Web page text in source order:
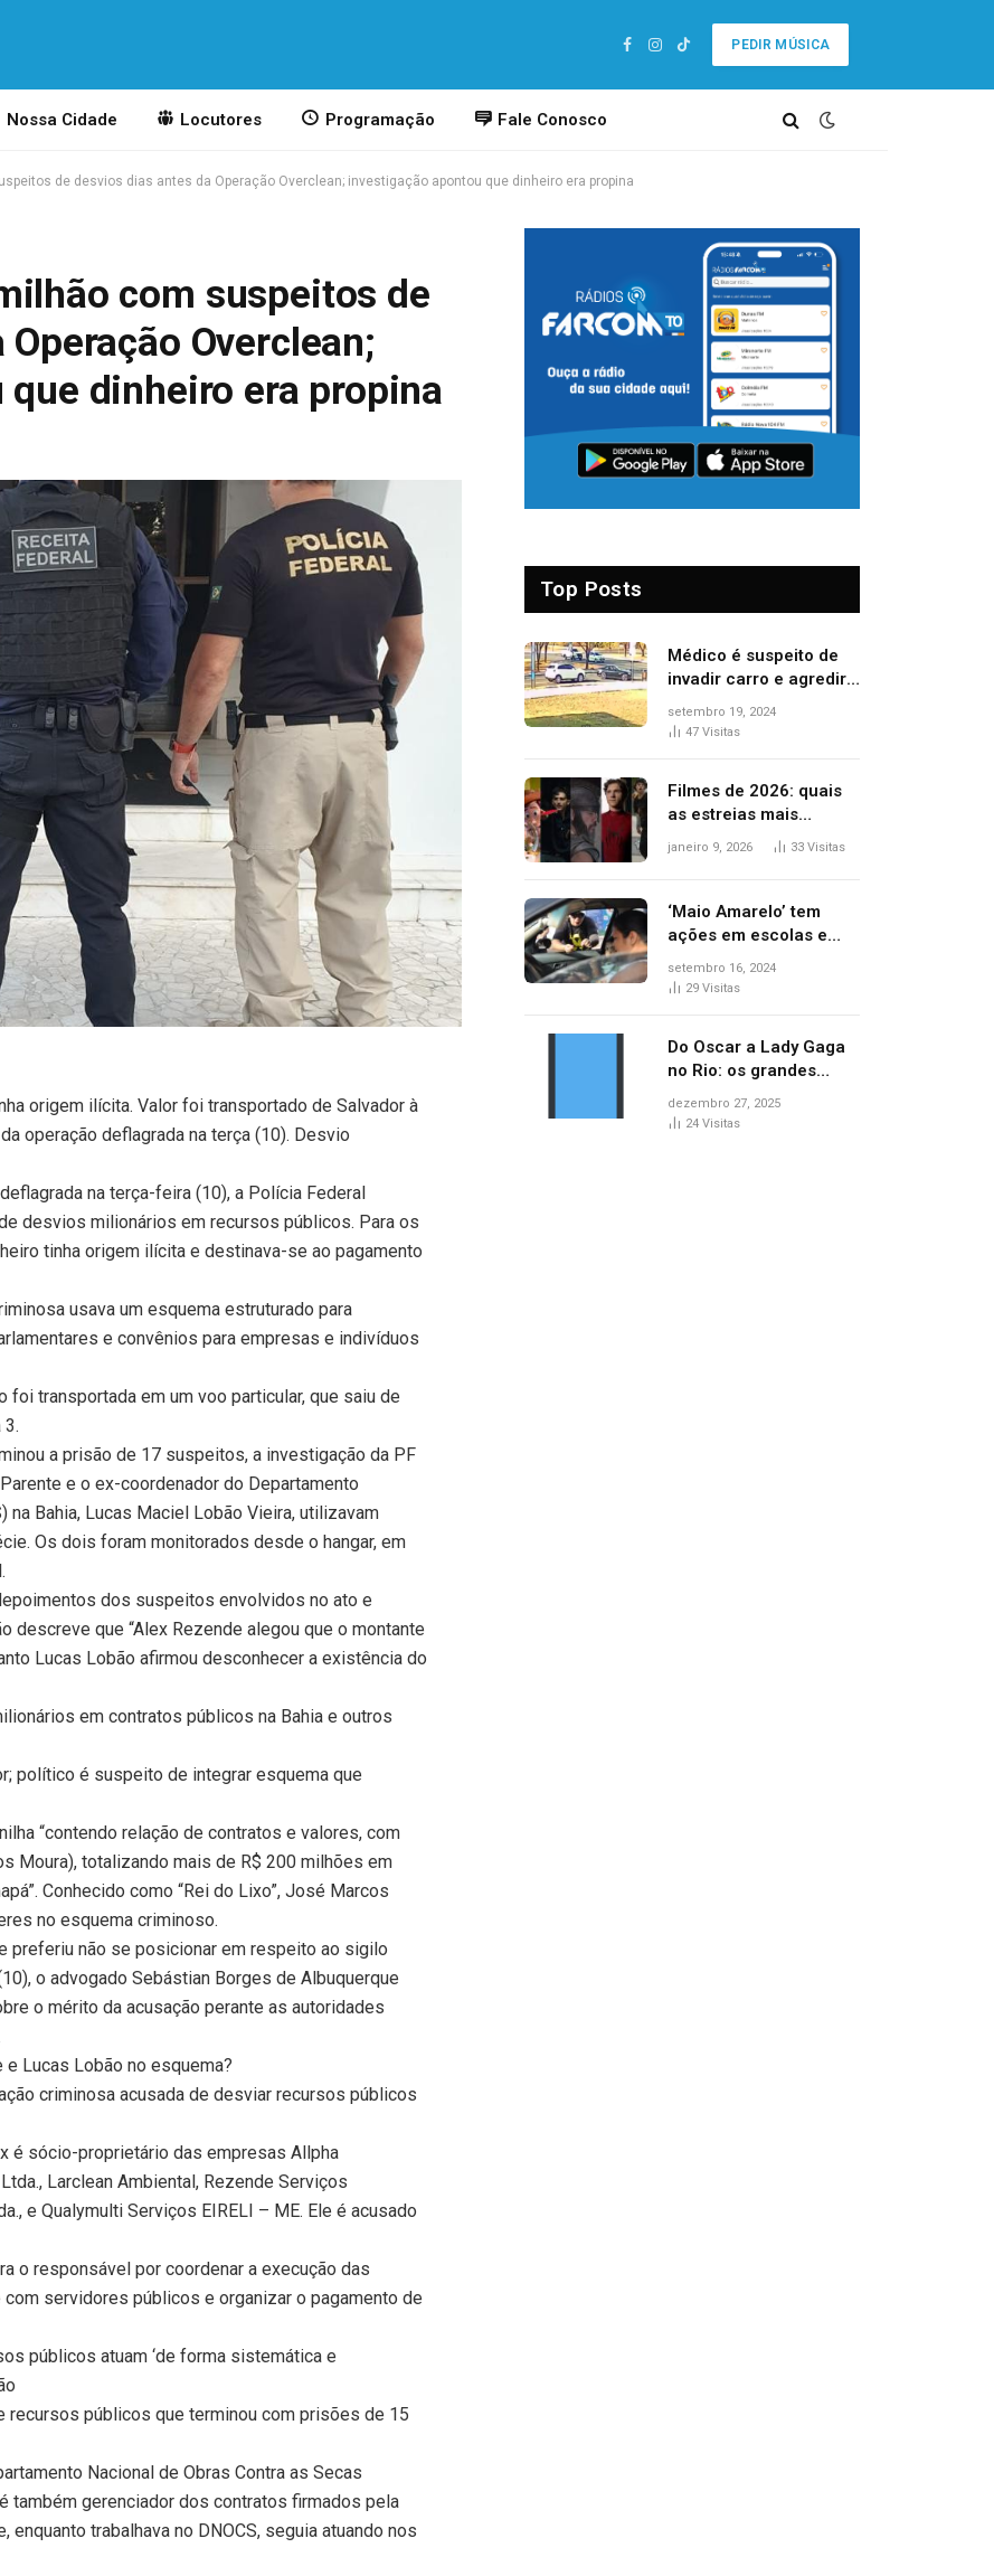
Facebook
Instagram
TikTok
PEDIR MÚSICA
Nossa Cidade Locutores Programação Fale Conosco
de desvios dias antes da Operação Overclean; investigação apontou que dinheiro era propina
com suspeitos de
Overclean;
dinheiro era propina
origem ilícita. Valor foi transportado de Salvador à
operação deflagrada na terça (10). Desvio
na terça-feira (10), a Polícia Federal
desvios milionários em recursos públicos. Para os
tinha origem ilícita e destinava-se ao pagamento
usava um esquema estruturado para
e convênios para empresas e indivíduos
foi transportada em um voo particular, que saiu de
3.
a prisão de 17 suspeitos, a investigação da PF
e o ex-coordenador do Departamento
na Bahia, Lucas Maciel Lobão Vieira, utilizavam
Os dois foram monitorados desde o hangar, em
dos suspeitos envolvidos no ato e
descreve que “Alex Rezende alegou que o montante
Lucas Lobão afirmou desconhecer a existência do
em contratos públicos na Bahia e outros
político é suspeito de integrar esquema que
“contendo relação de contratos e valores, com
Moura), totalizando mais de R$ 200 milhões em
Conhecido como “Rei do Lixo”, José Marcos
no esquema criminoso.
preferiu não se posicionar em respeito ao sigilo
o advogado Sebástian Borges de Albuquerque
o mérito da acusação perante as autoridades
Lucas Lobão no esquema?
criminosa acusada de desviar recursos públicos
é sócio-proprietário das empresas Allpha
Larclean Ambiental, Rezende Serviços
e Qualymulti Serviços EIRELI – ME. Ele é acusado
o responsável por coordenar a execução das
servidores públicos e organizar o pagamento de
públicos atuam ‘de forma sistemática e
públicos que terminou com prisões de 15
Nacional de Obras Contra as Secas
também gerenciador dos contratos firmados pela
trabalhava no DNOCS, seguia atuando nos
Top Posts
Médico é suspeito de
invadir carro e agredir
delegado aposentado
durante confusão no
setembro 19, 2024
47 Visitas
Filmes de 2026: quais
as estreias mais
aguardadas do ano?
janeiro 9, 2026 33 Visitas
‘Maio Amarelo’ tem
ações em escolas e
ruas para prevenir
acidentes no trânsito
setembro 16, 2024
29 Visitas
Do Oscar a Lady Gaga
no Rio: os grandes
marcos da cultura em
2025
dezembro 27, 2025
24 Visitas